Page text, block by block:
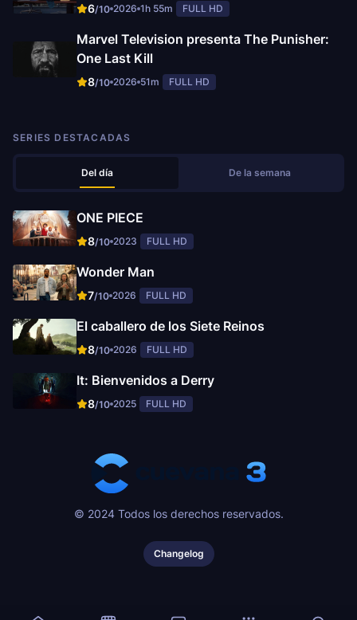
6/10 2026 1h 55m FULL HD
Marvel Television presenta The Punisher:
One Last Kill
8/10 2026 51m FULL HD
SERIES DESTACADAS
Del día De la semana
ONE PIECE
8/10 2023 FULL HD
Wonder Man
7/10 2026 FULL HD
El caballero de los Siete Reinos
8/10 2026 FULL HD
It: Bienvenidos a Derry
8/10 2025 FULL HD
© 2024 Todos los derechos reservados.
Changelog